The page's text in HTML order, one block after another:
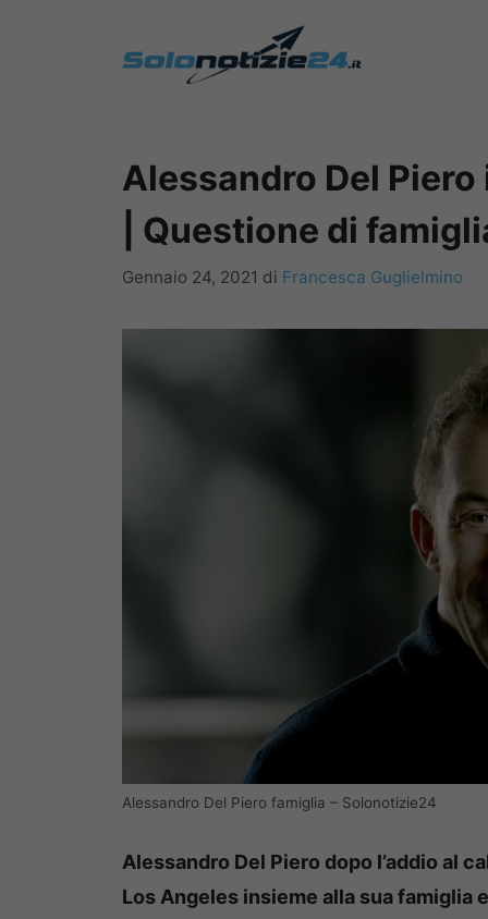
Alessandro Del
| Questione di
Gennaio 24, 2021 di Francesca Guglielmino
Alessandro Del Piero famiglia – Solonotizie24
Alessandro Del Piero dopo l’addio al
Los Angeles insieme alla sua famiglia